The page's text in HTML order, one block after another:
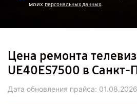
моих персональных данных.
Цена ремонта
UE40ES7500 в Санкт-
Дата обновления прайса: 01.08.2026